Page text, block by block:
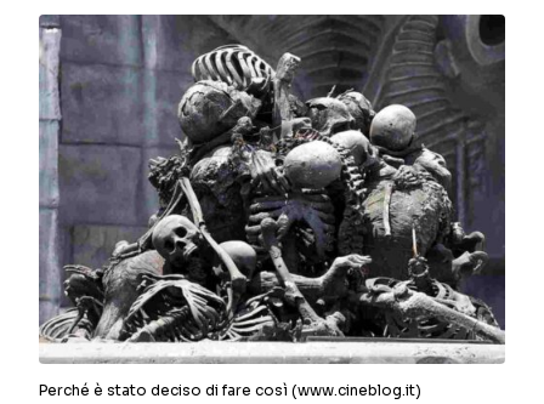
Perché è stato deciso di fare così (www.cineblog.it)